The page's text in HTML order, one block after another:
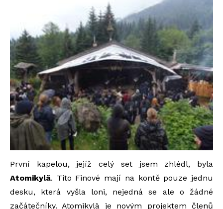
První kapelou, jejíž celý set jsem zhlédl, byla
Atomikylä. Tito Finové mají na kontě pouze jednu
desku, která vyšla loni, nejedná se ale o žádné
začátečníky. Atomikylä je novým projektem členů